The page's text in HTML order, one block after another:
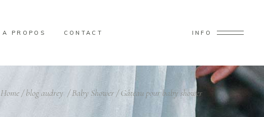
A PROPOS CONTACT INFO
Home/blog audrey /Baby Shower/Gâteau pour baby shower